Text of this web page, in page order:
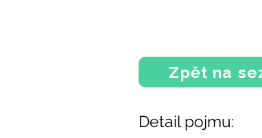
Zpět na
Detail pojmu: